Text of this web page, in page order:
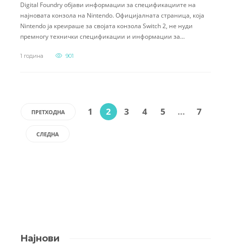
Digital Foundry објави информации за спецификациите на
најновата конзола на Nintendo. Официјалната страница, која
Nintendo ја креираше за својата конзола Switch 2, не нуди
премногу технички спецификации и информации за…
1 година 901
ПРЕТХОДНА 1 2 3 4 5 … 7
СЛЕДНА
Најнови